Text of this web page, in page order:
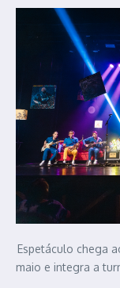
Espetáculo chega
maio e integra a